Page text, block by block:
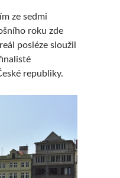
ze sedmi
roku zde
posléze sloužil
republiky.